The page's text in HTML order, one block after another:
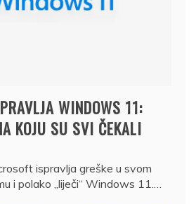
WINDOWS 11:
KOJU SU SVI ČEKALI
ispravlja greške u svom
i polako „liječi“ Windows 11.…